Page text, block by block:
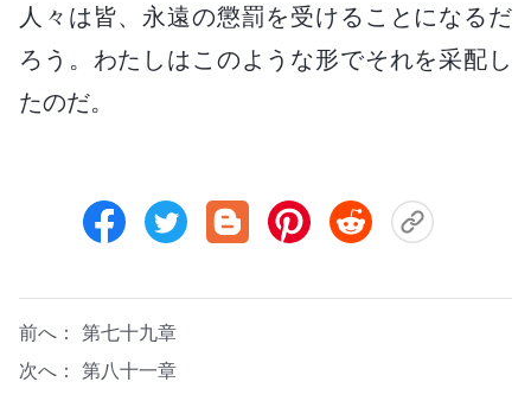
人々は皆、永遠の懲罰を受けることになるだ
ろう。わたしはこのような形でそれを采配し
たのだ。
前へ： 第七十九章
次へ： 第八十一章